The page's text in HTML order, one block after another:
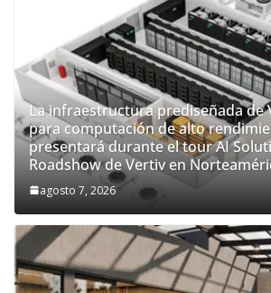
La infraestructura prediseñada de
para computación de alto
presentará durante el tour AI
Roadshow de Vertiv en
agosto 7, 2026